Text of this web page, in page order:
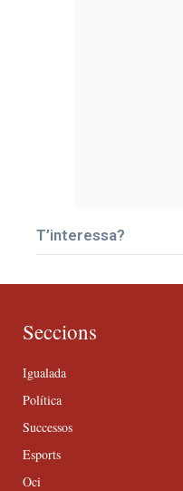
T’interessa?
Seccions
Igualada
Política
Successos
Esports
Oci